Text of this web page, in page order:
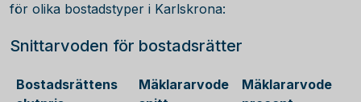
för olika bostadstyper i Karlskrona:
Snittarvoden för bostadsrätter
Bostadsrättens
Mäklararvode
Mäklararvode